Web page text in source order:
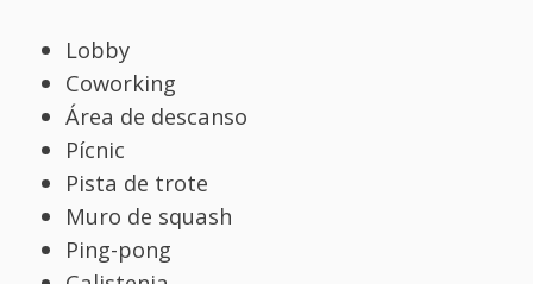
Lobby
Coworking
Área de descanso
Pícnic
Pista de trote
Muro de squash
Ping-pong